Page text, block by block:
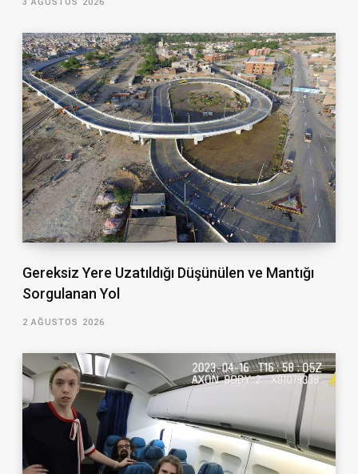
Gereksiz Yere Uzatıldığı Düşünülen ve Mantığı
Sorgulanan Yol
2 AĞUSTOS 2026